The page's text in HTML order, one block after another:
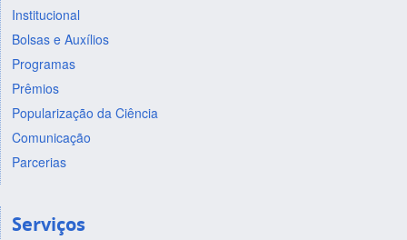
Institucional
Bolsas e Auxílios
Programas
Prêmios
Popularização da Ciência
Comunicação
Parcerias
Serviços